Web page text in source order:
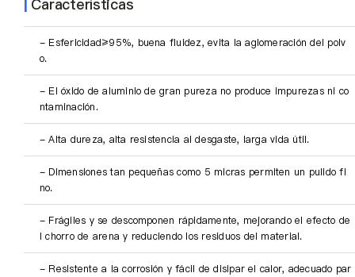
Características
- Esfericidad≥95%, buena fluidez, evita la aglomeración del polv
o.
- El óxido de aluminio de gran pureza no produce impurezas ni co
ntaminación.
- Alta dureza, alta resistencia al desgaste, larga vida útil.
- Dimensiones tan pequeñas como 5 micras permiten un pulido fi
no.
- Frágiles y se descomponen rápidamente, mejorando el efecto de
l chorro de arena y reduciendo los residuos del material.
- Resistente a la corrosión y fácil de disipar el calor, adecuado par